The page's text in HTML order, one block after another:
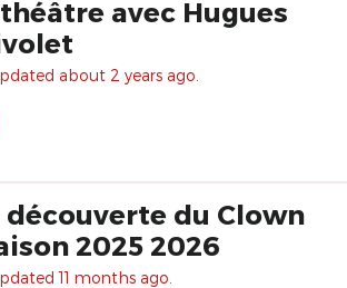
avec Hugues
about 2 years ago.
du Clown
2025 2026
11 months ago.